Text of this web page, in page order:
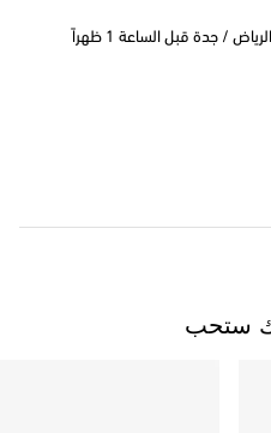
/ جدة قبل الساعة 1 ظهراً
ستحب